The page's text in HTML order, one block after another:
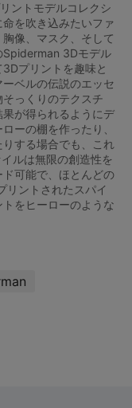
ントモデルコレクシ
を吹き込みたいファ
像、マスク、そして
Spiderman 3Dモデル
プリントを趣味と
ベルの伝説のエッセ
っくりのテクスチ
が得られるようにデ
ーの棚を作ったり、
する場合でも、これ
ルは無限の創造性を
可能で、ほとんどの
リントされたスパイ
をヒーローのような